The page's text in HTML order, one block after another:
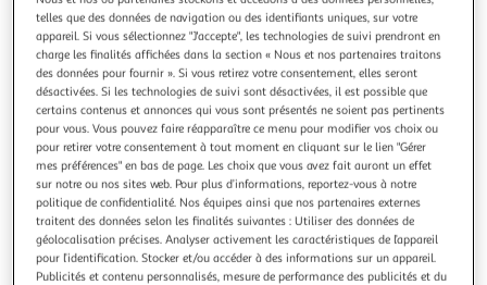
précédentesuivante
4.5 (4)
ADEQWAT
Housse pocket sleeve 15-16 beige chiné
Poche : 2 Compartiment : Non Dimensions l x h x p : 41 x 28
x 3.5 cm Poids Net (kg) : 0.270
En savoir +
Vendu parBoulanger
telles que des données de navigation ou des identifiants uniques, sur votre
appareil. Si vous sélectionnez "J'accepte", les technologies de suivi prendront en
charge les finalités affichées dans la section « Nous et nos partenaires traitons
des données pour fournir ». Si vous retirez votre consentement, elles seront
désactivées. Si les technologies de suivi sont désactivées, il est possible que
certains contenus et annonces qui vous sont présentés ne soient pas pertinents
pour vous. Vous pouvez faire réapparaître ce menu pour modifier vos choix ou
pour retirer votre consentement à tout moment en cliquant sur le lien "Gérer
mes préférences" en bas de page. Les choix que vous avez fait auront un effet
sur notre ou nos sites web. Pour plus d’informations, reportez-vous à notre
politique de confidentialité. Nos équipes ainsi que nos partenaires externes
traitent des données selon les finalités suivantes : Utiliser des données de
géolocalisation précises. Analyser activement les caractéristiques de l’appareil
pour l’identification. Stocker et/ou accéder à des informations sur un appareil.
Publicités et contenu personnalisés, mesure de performance des publicités et du